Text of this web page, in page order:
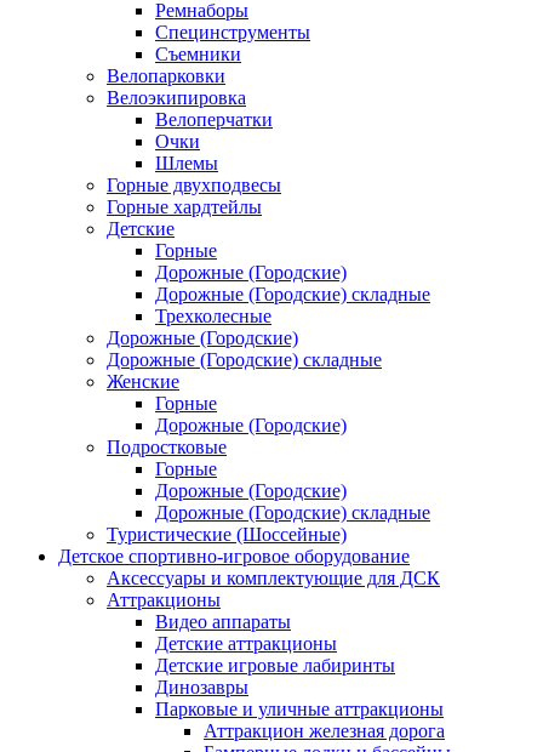
Ремнаборы
Специнструменты
Съемники
Велопарковки
Велоэкипировка
Велоперчатки
Очки
Шлемы
Горные двухподвесы
Горные хардтейлы
Детские
Горные
Дорожные (Городские)
Дорожные (Городские) складные
Трехколесные
Дорожные (Городские)
Дорожные (Городские) складные
Женские
Горные
Дорожные (Городские)
Подростковые
Горные
Дорожные (Городские)
Дорожные (Городские) складные
Туристические (Шоссейные)
Детское спортивно-игровое оборудование
Аксессуары и комплектующие для ДСК
Аттракционы
Видео аппараты
Детские аттракционы
Детские игровые лабиринты
Динозавры
Парковые и уличные аттракционы
Аттракцион железная дорога